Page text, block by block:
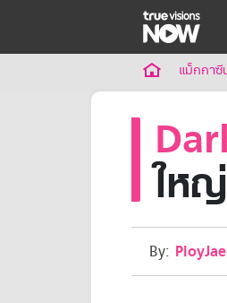
แม็กกาซี
ใหญ่
By: